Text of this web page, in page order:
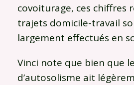
covoiturage, ces chiffres
trajets domicile-travail
largement effectués en
Vinci note que bien que
d’autosolisme ait